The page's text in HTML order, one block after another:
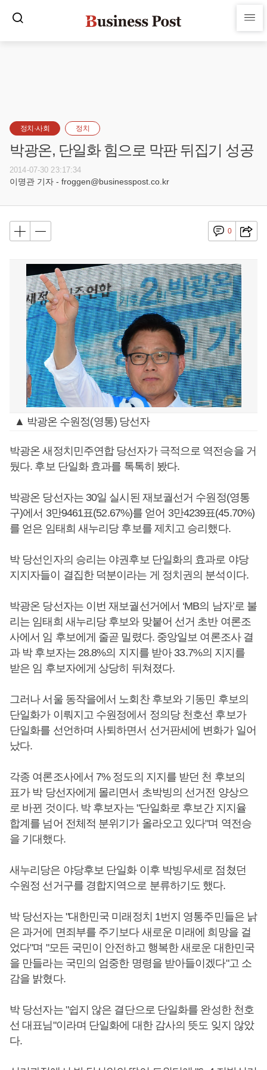
정치·사회 정치
박광온, 단일화 힘으로 막판 뒤집기 성공
2014-07-30 23:17:34
이명관 기자 - froggen@businesspost.co.kr
0
▲ 박광온 수원정(영통) 당선자
박광온 새정치민주연합 당선자가 극적으로 역전승을 거
뒀다. 후보 단일화 효과를 톡톡히 봤다.
박광온 당선자는 30일 실시된 재보궐선거 수원정(영통
구)에서 3만9461표(52.67%)를 얻어 3만4239표(45.70%)
를 얻은 임태희 새누리당 후보를 제치고 승리했다.
박 당선인자의 승리는 야권후보 단일화의 효과로 야당
지지자들이 결집한 덕분이라는 게 정치권의 분석이다.
박광온 당선자는 이번 재보궐선거에서 ‘MB의 남자’로 불
리는 임태희 새누리당 후보와 맞붙어 선거 초반 여론조
사에서 임 후보에게 줄곧 밀렸다. 중앙일보 여론조사 결
과 박 후보자는 28.8%의 지지를 받아 33.7%의 지지를
받은 임 후보자에게 상당히 뒤쳐졌다.
그러나 서울 동작을에서 노회찬 후보와 기동민 후보의
단일화가 이뤄지고 수원정에서 정의당 천호선 후보가
단일화를 선언하며 사퇴하면서 선거판세에 변화가 일어
났다.
각종 여론조사에서 7% 정도의 지지를 받던 천 후보의
표가 박 당선자에게 몰리면서 초박빙의 선거전 양상으
로 바뀐 것이다. 박 후보자는 "단일화로 후보간 지지율
합계를 넘어 전체적 분위기가 올라오고 있다"며 역전승
을 기대했다.
새누리당은 야당후보 단일화 이후 박빙우세로 점쳤던
수원정 선거구를 경합지역으로 분류하기도 했다.
박 당선자는 "대한민국 미래정치 1번지 영통주민들은 낡
은 과거에 면죄부를 주기보다 새로운 미래에 희망을 걸
었다"며 "모든 국민이 안전하고 행복한 새로운 대한민국
을 만들라는 국민의 엄중한 명령을 받아들이겠다"고 소
감을 밝혔다.
박 당선자는 "쉽지 않은 결단으로 단일화를 완성한 천호
선 대표님"이라며 단일화에 대한 감사의 뜻도 잊지 않았
다.